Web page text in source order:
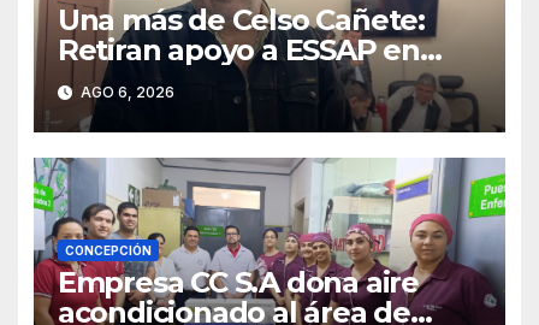
Una más de Celso Cañete:
Retiran apoyo a ESSAP en
Concepción
AGO 6, 2026
CONCEPCIÓN
Empresa CC S.A dona aire
acondicionado al área de